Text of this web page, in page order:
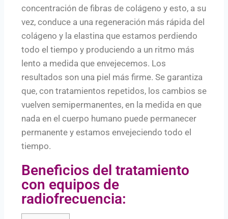
concentración de fibras de colágeno y esto, a su
vez, conduce a una regeneración más rápida del
colágeno y la elastina que estamos perdiendo
todo el tiempo y produciendo a un ritmo más
lento a medida que envejecemos. Los
resultados son una piel más firme. Se garantiza
que, con tratamientos repetidos, los cambios se
vuelven semipermanentes, en la medida en que
nada en el cuerpo humano puede permanecer
permanente y estamos envejeciendo todo el
tiempo.
Beneficios del tratamiento
con equipos de
radiofrecuencia: